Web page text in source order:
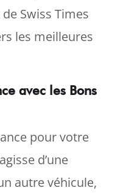
Swiss Times
les meilleures
avec les Bons
pour votre
d’une
autre véhicule,